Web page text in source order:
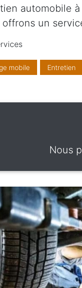
automobile
offrons un
mobile Entretien
Nous